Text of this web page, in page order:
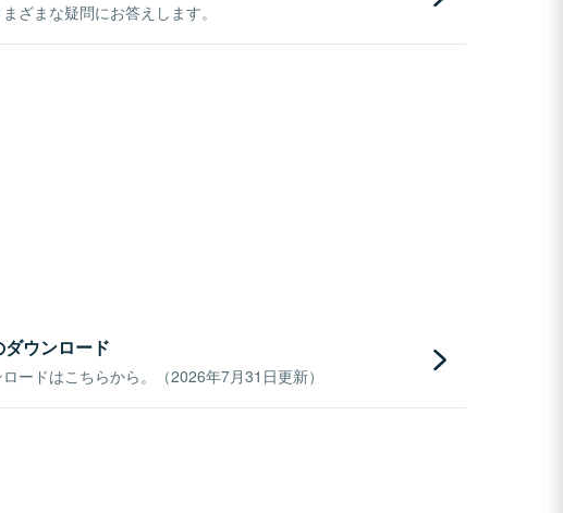
ざまな疑問にお答えします。
ウンロード
ードはこちらから。（2026年7月31日更新）